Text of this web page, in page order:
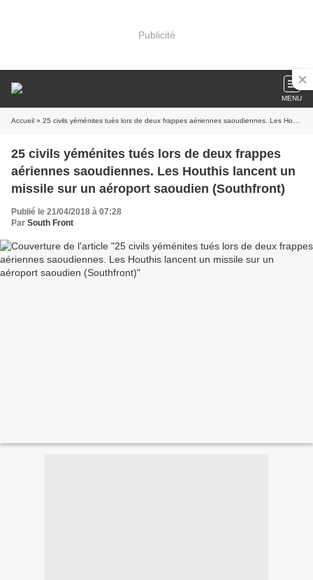
Publicité
MENU
Accueil » 25 civils yéménites tués lors de deux frappes aériennes saoudiennes. Les Houthis lancent un missile sur un aéroport saoudien (Southfront)
25 civils yéménites tués lors de deux frappes
aériennes saoudiennes. Les Houthis lancent un
missile sur un aéroport saoudien (Southfront)
Publié le 21/04/2018 à 07:28
Par South Front